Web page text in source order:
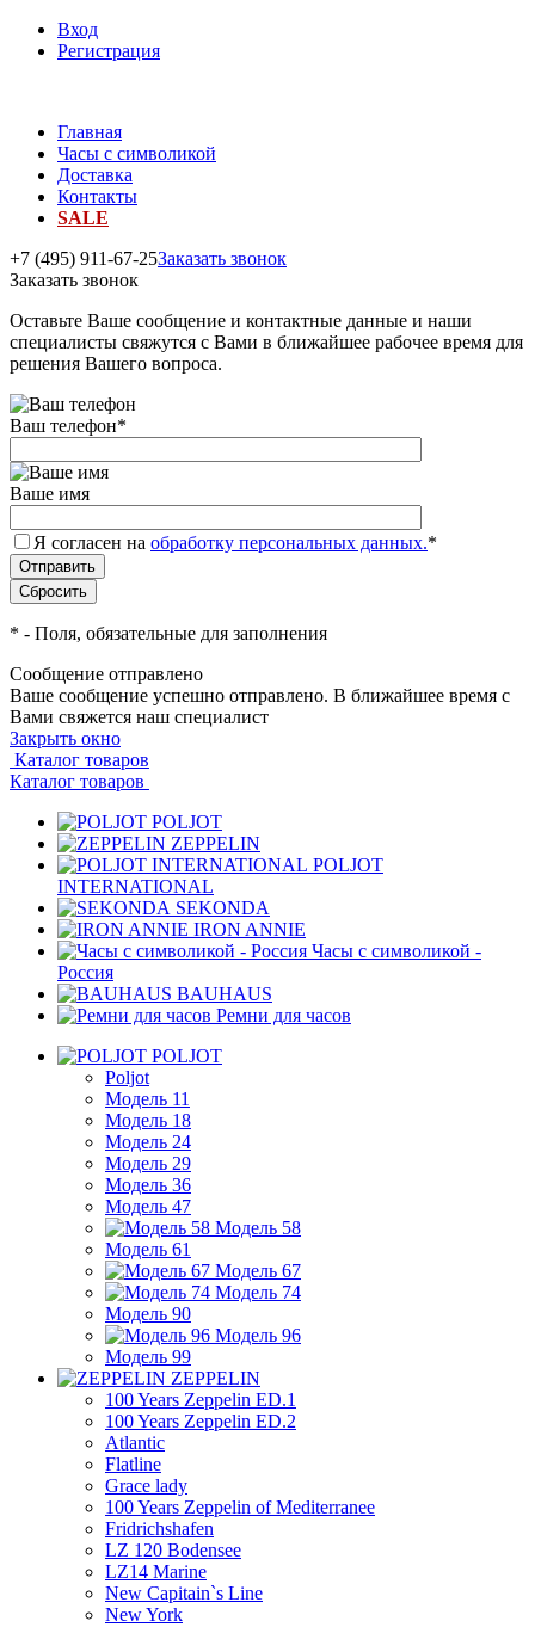
Вход
Регистрация
Главная
Часы с символикой
Доставка
Контакты
SALE
+7 (495) 911-67-25Заказать звонок
Заказать звонок
Оставьте Ваше сообщение и контактные данные и наши
специалисты свяжутся с Вами в ближайшее рабочее время для
решения Вашего вопроса.
Ваш телефон*
Ваше имя
Я согласен на обработку персональных данных.*
* - Поля, обязательные для заполнения
Сообщение отправлено
Ваше сообщение успешно отправлено. В ближайшее время с
Вами свяжется наш специалист
Закрыть окно
Каталог товаров
Каталог товаров
POLJOT
ZEPPELIN
POLJOT
INTERNATIONAL
SEKONDA
IRON ANNIE
Часы с символикой -
Россия
BAUHAUS
Ремни для часов
POLJOT
Poljot
Модель 11
Модель 18
Модель 24
Модель 29
Модель 36
Модель 47
Модель 58
Модель 61
Модель 67
Модель 74
Модель 90
Модель 96
Модель 99
ZEPPELIN
100 Years Zeppelin ED.1
100 Years Zeppelin ED.2
Atlantic
Flatline
Grace lady
100 Years Zeppelin of Mediterranee
Fridrichshafen
LZ 120 Bodensee
LZ14 Marine
New Capitain`s Line
New York